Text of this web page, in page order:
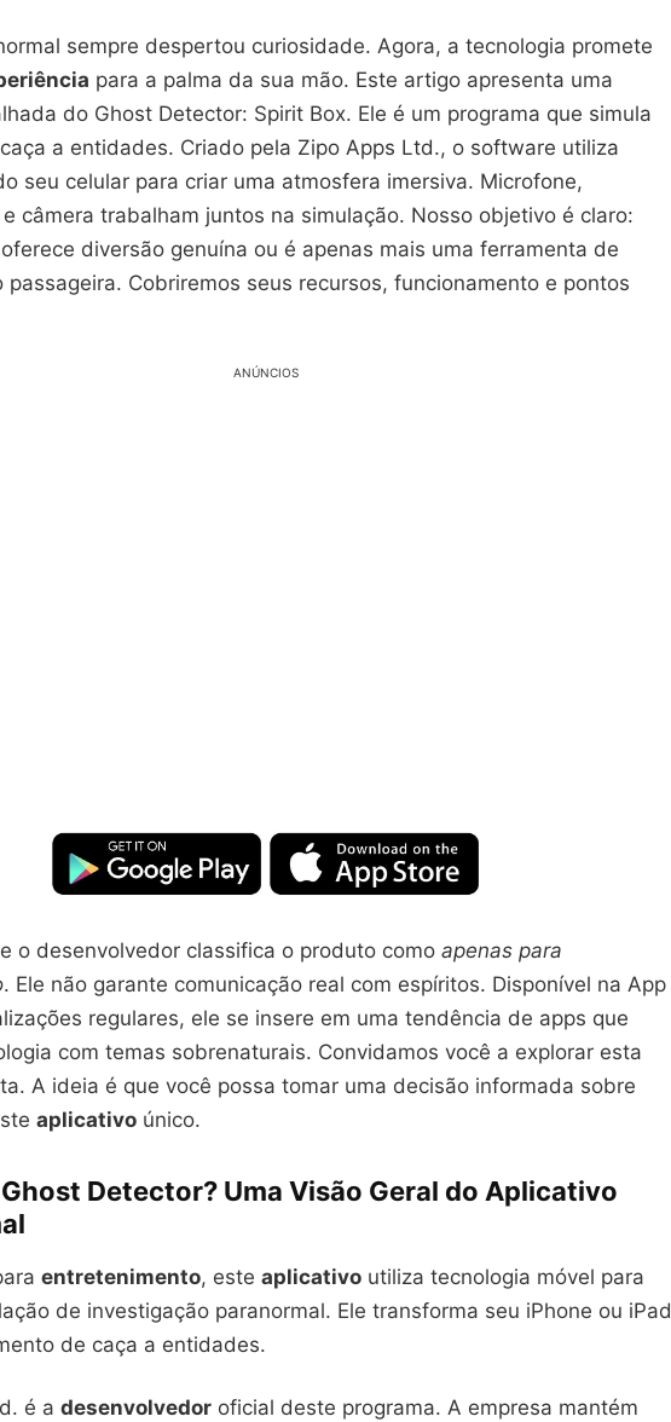
sempre despertou curiosidade. Agora, a tecnologia promete
para a palma da sua mão. Este artigo apresenta uma
do Ghost Detector: Spirit Box. Ele é um programa que simula
a entidades. Criado pela Zipo Apps Ltd., o software utiliza
seu celular para criar uma atmosfera imersiva. Microfone,
câmera trabalham juntos na simulação. Nosso objetivo é claro:
diversão genuína ou é apenas mais uma ferramenta de
passageira. Cobriremos seus recursos, funcionamento e pontos
ANÚNCIOS
o desenvolvedor classifica o produto como apenas para
. Ele não garante comunicação real com espíritos. Disponível na App
regulares, ele se insere em uma tendência de apps que
com temas sobrenaturais. Convidamos você a explorar esta
A ideia é que você possa tomar uma decisão informada sobre
aplicativo único.
Ghost Detector? Uma Visão Geral do Aplicativo
entretenimento, este aplicativo utiliza tecnologia móvel para
de investigação paranormal. Ele transforma seu iPhone ou iPad
de caça a entidades.
é a desenvolvedor oficial deste programa. A empresa mantém